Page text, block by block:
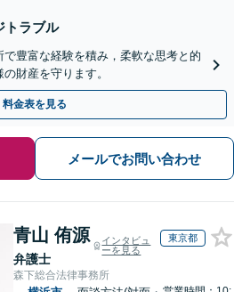
トラブル
豊富な経験を積み，柔軟な思考と的
財産を守ります。
料金表を見る
メールでお問い合わせ
青山 侑源
弁護士
インタビュ
ーを見る
東京都
森下総合法律事務所